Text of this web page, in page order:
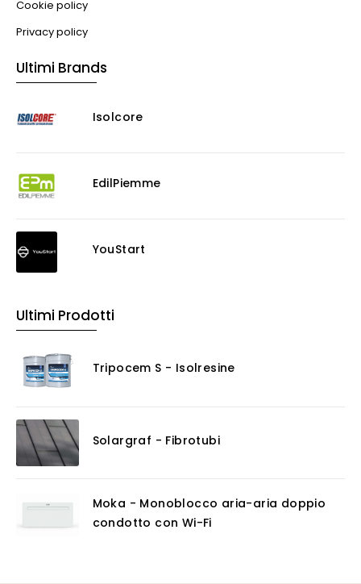
Cookie policy
Privacy policy
Ultimi Brands
Isolcore
EdilPiemme
YouStart
Ultimi Prodotti
Tripocem S - Isolresine
Solargraf - Fibrotubi
Moka - Monoblocco aria-aria doppio
condotto con Wi-Fi